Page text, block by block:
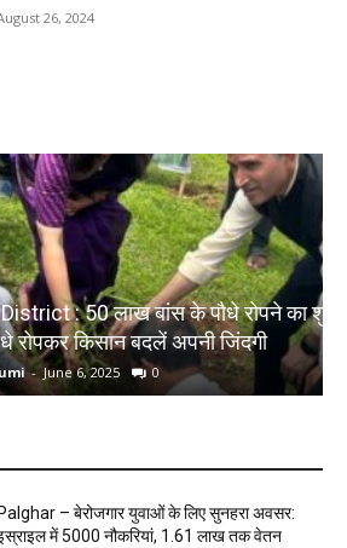
26, 2024
लाख बांस के पौधे रोपने का शुभारंभ
बदलें अपनी जिंदगी
2025 0
Palghar – बेरोजगार युवाओं के लिए सुनहरा अवसर:
में 5000 नौकरियां, ₹1.61 लाख तक वेतन